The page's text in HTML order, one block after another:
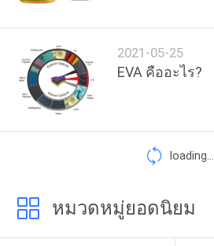
แผนผัง
เว็บไซต์
POLICY
2021-05-25
EVA คืออะไร?
loading...
หมวดหมู่ยอดนิยม